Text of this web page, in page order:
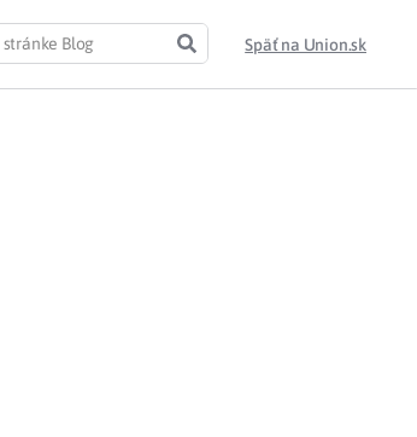
Späť na Union.sk